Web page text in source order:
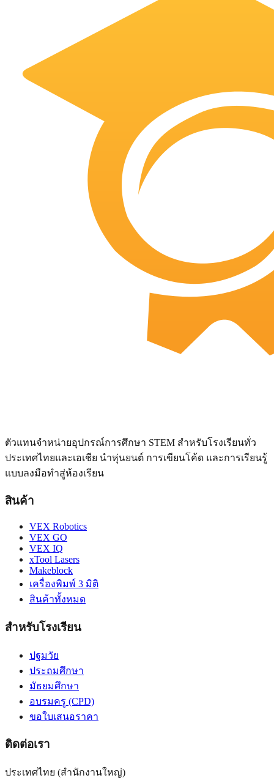
ตัวแทนจำหน่ายอุปกรณ์การศึกษา STEM สำหรับโรงเรียนทั่ว
ประเทศไทยและเอเชีย นำหุ่นยนต์ การเขียนโค้ด และการเรียนรู้
แบบลงมือทำสู่ห้องเรียน
สินค้า
VEX Robotics
VEX GO
VEX IQ
xTool Lasers
Makeblock
เครื่องพิมพ์ 3 มิติ
สินค้าทั้งหมด
สำหรับโรงเรียน
ปฐมวัย
ประถมศึกษา
มัธยมศึกษา
อบรมครู (CPD)
ขอใบเสนอราคา
ติดต่อเรา
ประเทศไทย (สำนักงานใหญ่)